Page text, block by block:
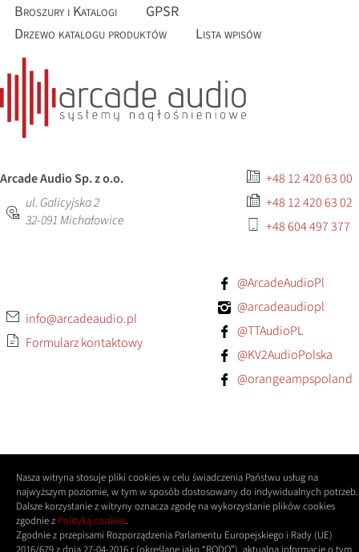
Broszury i Katalogi
GPSR
Drzewo katalogu produktów
Lista wpisów
Arcade Audio Sp. z o.o.
ul. Galicyjska 2
32-091Michałowice
+48 12 420 63 00
+48 12 420 63 02
+48 604 497 377
info@arcadeaudio.pl
Formularz kontaktowy
@ArcadeAudioPl
@arcadeaudiopl
@TTAudioPL
@KV2AudioPolska
@orangeampspoland
Nasza witryna stosuje pliki cookies w celu świadczenia Państwu usług na
najwyższym poziomie, w tym w sposób dostosowany do indywidualnych potrzeb.
Dalsze korzystanie z witryny oznacza zgodę na wykorzystanie plików cookies
zgodnie z Polityką cookies.
Zgodnie z przepisami Rozporządzenia Parlamentu Europejskiego i Rady (UE)